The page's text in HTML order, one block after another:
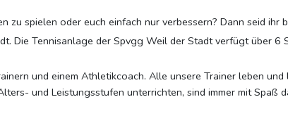
spielen oder euch einfach nur verbessern? Dann seid ihr
Die Tennisanlage der Spvgg Weil der Stadt verfügt über 6
und einem Athletikcoach. Alle unsere Trainer leben
und Leistungsstufen unterrichten, sind immer mit Spaß